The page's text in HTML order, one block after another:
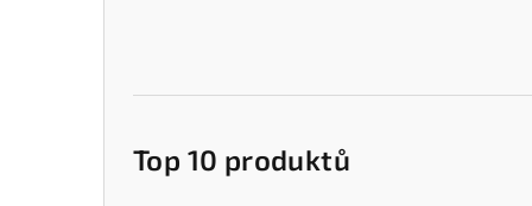
Top 10 produktů